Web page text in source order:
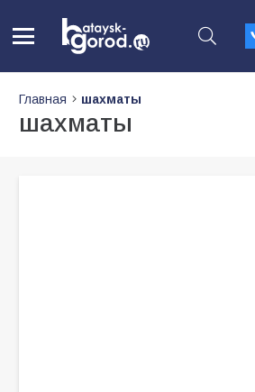
Главная шахматы
шахматы